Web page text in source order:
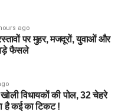
ago
पर मुहर, मजदूरों, युवाओं और
बड़े फैसले
विधायकों की पोल, 32 चेहरे
है कई का टिकट !